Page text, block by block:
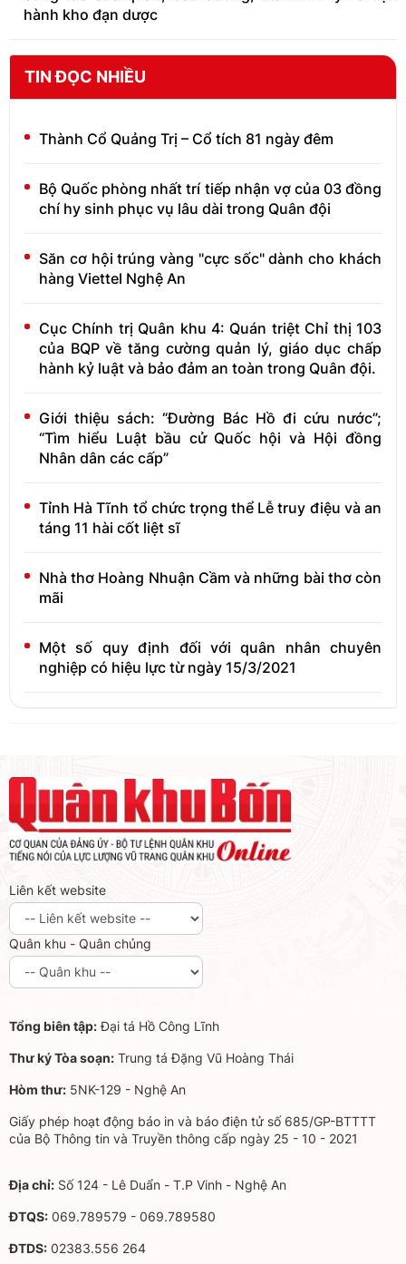
hành kho đạn dược
TIN ĐỌC NHIỀU
Thành Cổ Quảng Trị – Cổ tích 81 ngày đêm
Bộ Quốc phòng nhất trí tiếp nhận vợ của 03 đồng
chí hy sinh phục vụ lâu dài trong Quân đội
Săn cơ hội trúng vàng "cực sốc" dành cho khách
hàng Viettel Nghệ An
Cục Chính trị Quân khu 4: Quán triệt Chỉ thị 103
của BQP về tăng cường quản lý, giáo dục chấp
hành kỷ luật và bảo đảm an toàn trong Quân đội.
Giới thiệu sách: “Đường Bác Hồ đi cứu nước”;
“Tìm hiểu Luật bầu cử Quốc hội và Hội đồng
Nhân dân các cấp”
Tỉnh Hà Tĩnh tổ chức trọng thể Lễ truy điệu và an
táng 11 hài cốt liệt sĩ
Nhà thơ Hoàng Nhuận Cầm và những bài thơ còn
mãi
Một số quy định đối với quân nhân chuyên
nghiệp có hiệu lực từ ngày 15/3/2021
Liên kết website
Quân khu - Quân chủng
Tổng biên tập:Đại tá Hồ Công Lĩnh
Thư ký Tòa soạn: Trung tá Đặng Vũ Hoàng Thái
Hòm thư: 5NK-129 - Nghệ An
Giấy phép hoạt động báo in và báo điện tử số 685/GP-BTTTT
của Bộ Thông tin và Truyền thông cấp ngày 25 - 10 - 2021
Địa chỉ: Số 124 - Lê Duẩn - T.P Vinh - Nghệ An
ĐTQS: 069.789579 - 069.789580
ĐTDS: 02383.556 264